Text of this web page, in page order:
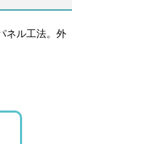
ネル工法。外